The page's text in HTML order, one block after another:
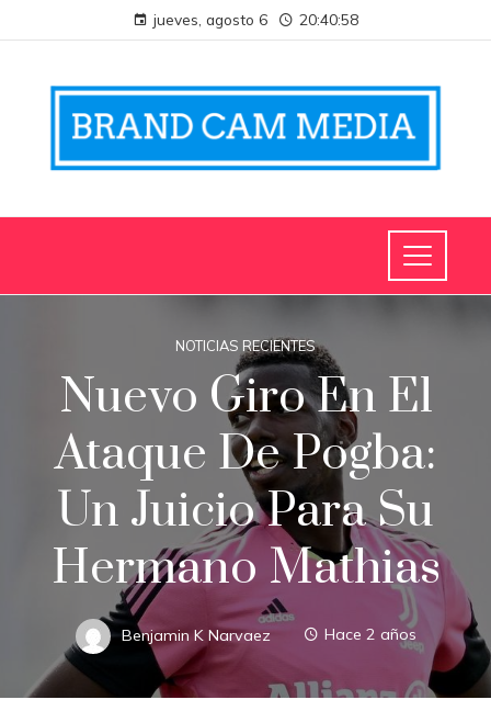
jueves, agosto 6 20:40:59
NOTICIAS RECIENTES
Nuevo Giro En El
Ataque De Pogba:
Un Juicio Para Su
Hermano Mathias
Benjamin K Narvaez Hace 2 años